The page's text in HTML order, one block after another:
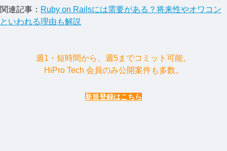
関連記事： Ruby on Railsには需要がある？将来性やオワコン
といわれる理由も解説
週1・短時間から、週5までコミット可能。
HiPro Tech 会員のみ公開案件も多数。
新規登録はこちら